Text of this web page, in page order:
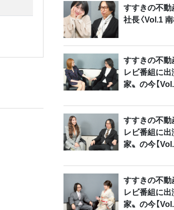
すすきの不
社長〈Vol.1 南
すすきの不
レビ番組に
家〟の今【
すすきの不
レビ番組に
家〟の今【
すすきの不
レビ番組に
家〟の今【